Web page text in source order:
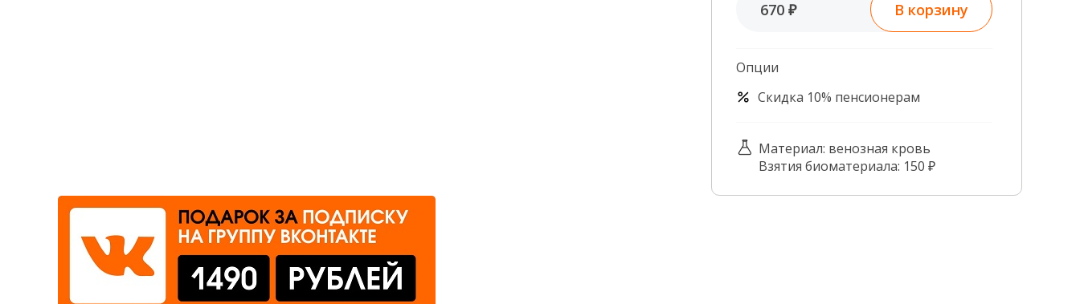
670 ₽ В корзину
Опции
Скидка 10% пенсионерам
Материал: венозная кровь
Взятия биоматериала: 150 ₽